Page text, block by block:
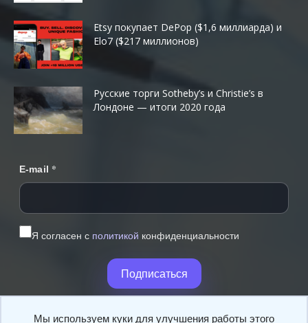
Мы используем куки для улучшения работы этого
Etsy покупает DePop ($1,6 миллиарда) и
Elo7 ($217 миллионов)
Русские торги Sotheby’s и Christie’s в
Лондоне — итоги 2020 года
E-mail *
Я согласен с политикой конфиденциальности
Подписаться